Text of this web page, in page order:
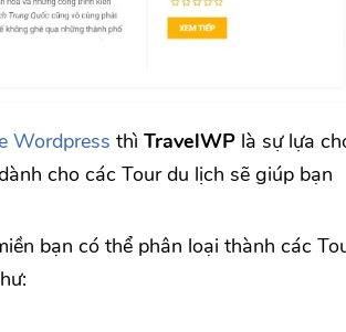
Wordpress thì TravelWP là sự lựa
cho các Tour du lịch sẽ giúp bạn
bạn có thể phân loại thành các